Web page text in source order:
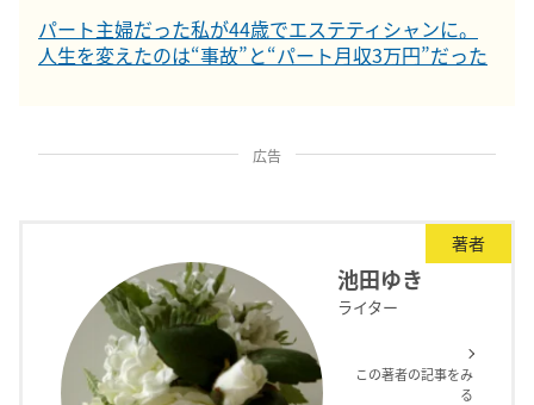
パート主婦だった私が44歳でエステティシャンに。
人生を変えたのは“事故”と“パート月収3万円”だった
広告
著者
池田ゆき
ライター
この著者の記事をみ
る